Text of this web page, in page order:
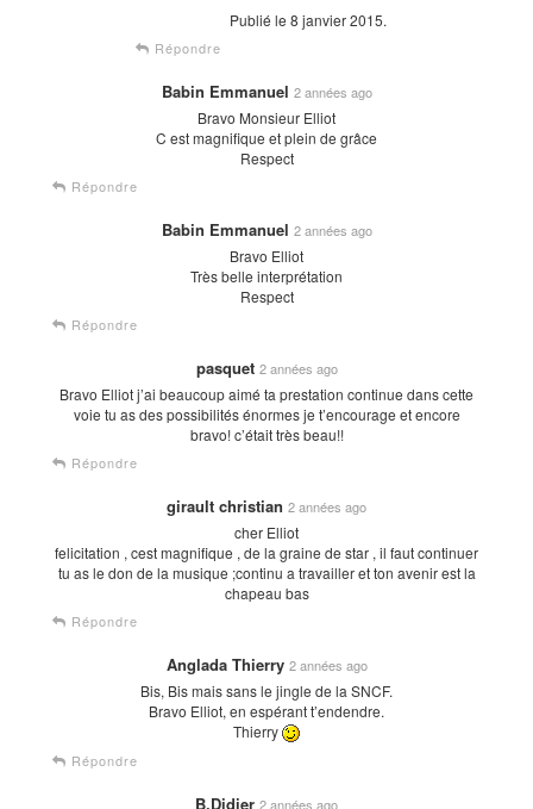
Publié le 8 janvier 2015.
Répondre
Babin Emmanuel 2 années ago
Bravo Monsieur Elliot
C est magnifique et plein de grâce
Respect
Répondre
Babin Emmanuel 2 années ago
Bravo Elliot
Très belle interprétation
Respect
Répondre
pasquet 2 années ago
Bravo Elliot j’ai beaucoup aimé ta prestation continue dans cette
voie tu as des possibilités énormes je t’encourage et encore
bravo! c’était très beau!!
Répondre
girault christian 2 années ago
cher Elliot
felicitation , cest magnifique , de la graine de star , il faut continuer
tu as le don de la musique ;continu a travailler et ton avenir est la
chapeau bas
Répondre
Anglada Thierry 2 années ago
Bis, Bis mais sans le jingle de la SNCF.
Bravo Elliot, en espérant t’endendre.
Thierry
Répondre
B.Didier 2 années ago